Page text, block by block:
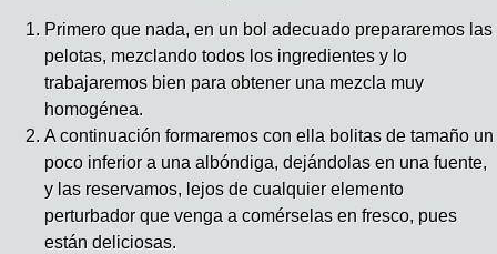
Primero que nada, en un bol adecuado prepararemos las
pelotas, mezclando todos los ingredientes y lo
trabajaremos bien para obtener una mezcla muy
homogénea.
A continuación formaremos con ella bolitas de tamaño un
poco inferior a una albóndiga, dejándolas en una fuente,
y las reservamos, lejos de cualquier elemento
perturbador que venga a comérselas en fresco, pues
están deliciosas.